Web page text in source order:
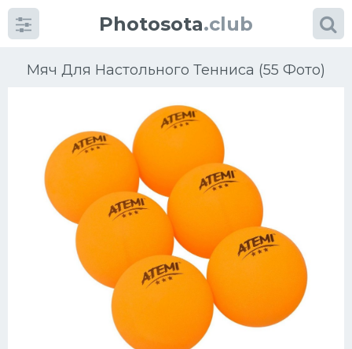
Photosota.club
Мяч Для Настольного Тенниса (55 Фото)
КатегорииФото
Еще картинки...